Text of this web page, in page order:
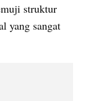
struktur
yang sangat